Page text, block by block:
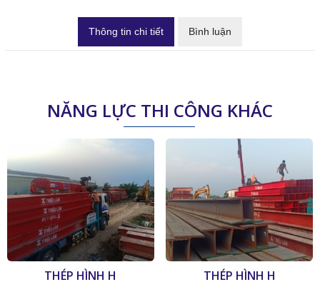
Thông tin chi tiết Bình luận
NĂNG LỰC THI CÔNG KHÁC
THÉP HÌNH H THÉP HÌNH H